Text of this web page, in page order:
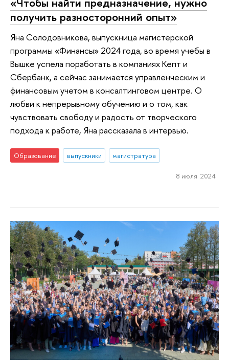
получить разносторонний опыт»
Яна Солодовникова, выпускница магистерской
программы «Финансы» 2024 года, во время учебы в
Вышке успела поработать в компаниях Кепт и
Сбербанк, а сейчас занимается управленческим и
финансовым учетом в консалтинговом центре. О
любви к непрерывному обучению и о том, как
чувствовать свободу и радость от творческого
подхода к работе, Яна рассказала в интервью.
Образование выпускники магистратура
8 июля 2024